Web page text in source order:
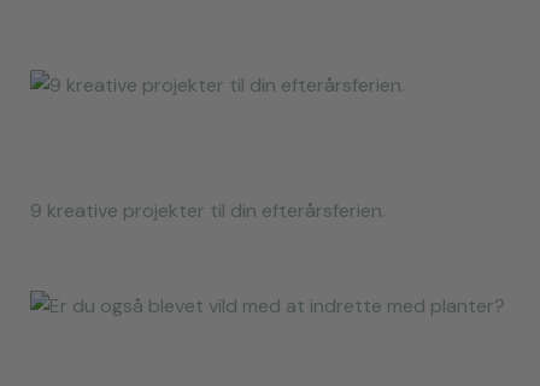
9 kreative projekter til din efterårsferien.